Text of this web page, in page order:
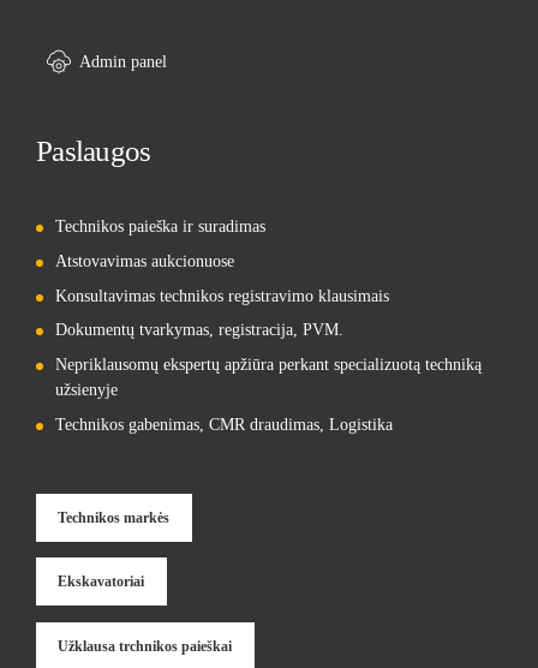
Admin panel
Paslaugos
Technikos paieška ir suradimas
Atstovavimas aukcionuose
Konsultavimas technikos registravimo klausimais
Dokumentų tvarkymas, registracija, PVM.
Nepriklausomų ekspertų apžiūra perkant specializuotą techniką
užsienyje
Technikos gabenimas, CMR draudimas, Logistika
Technikos markės
Ekskavatoriai
Užklausa trchnikos paieškai